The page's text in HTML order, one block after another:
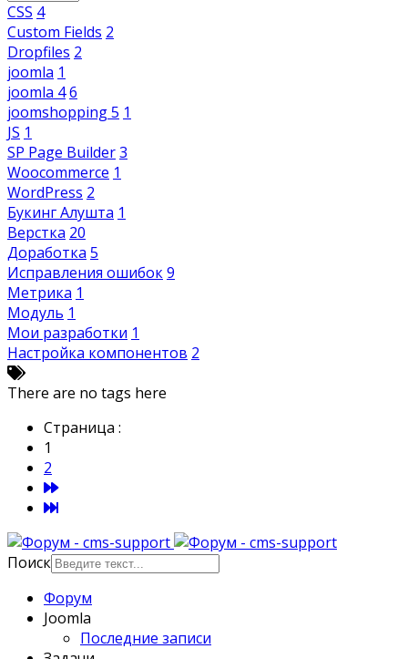
CSS 4
Custom Fields 2
Dropfiles 2
joomla 1
joomla 46
joomshopping 5 1
JS 1
SP Page Builder3
Woocommerce 1
WordPress 2
Букинг Алушта 1
Верстка 20
Доработка 5
Исправления ошибок9
Метрика 1
Модуль 1
Мои разработки 1
Настройка компонентов 2
There are no tags here
Страница :
1
2
Поиск
Форум
Joomla
Последние записи